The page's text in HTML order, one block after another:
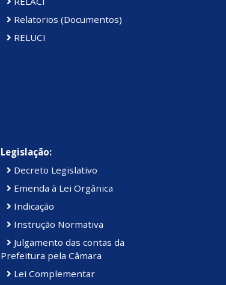
Relatorios (Documentos)
RELUCI
Legislação:
Decreto Legislativo
Emenda à Lei Orgânica
Indicação
Instrução Normativa
Julgamento das contas da
Prefeitura pela Câmara
Lei Complementar